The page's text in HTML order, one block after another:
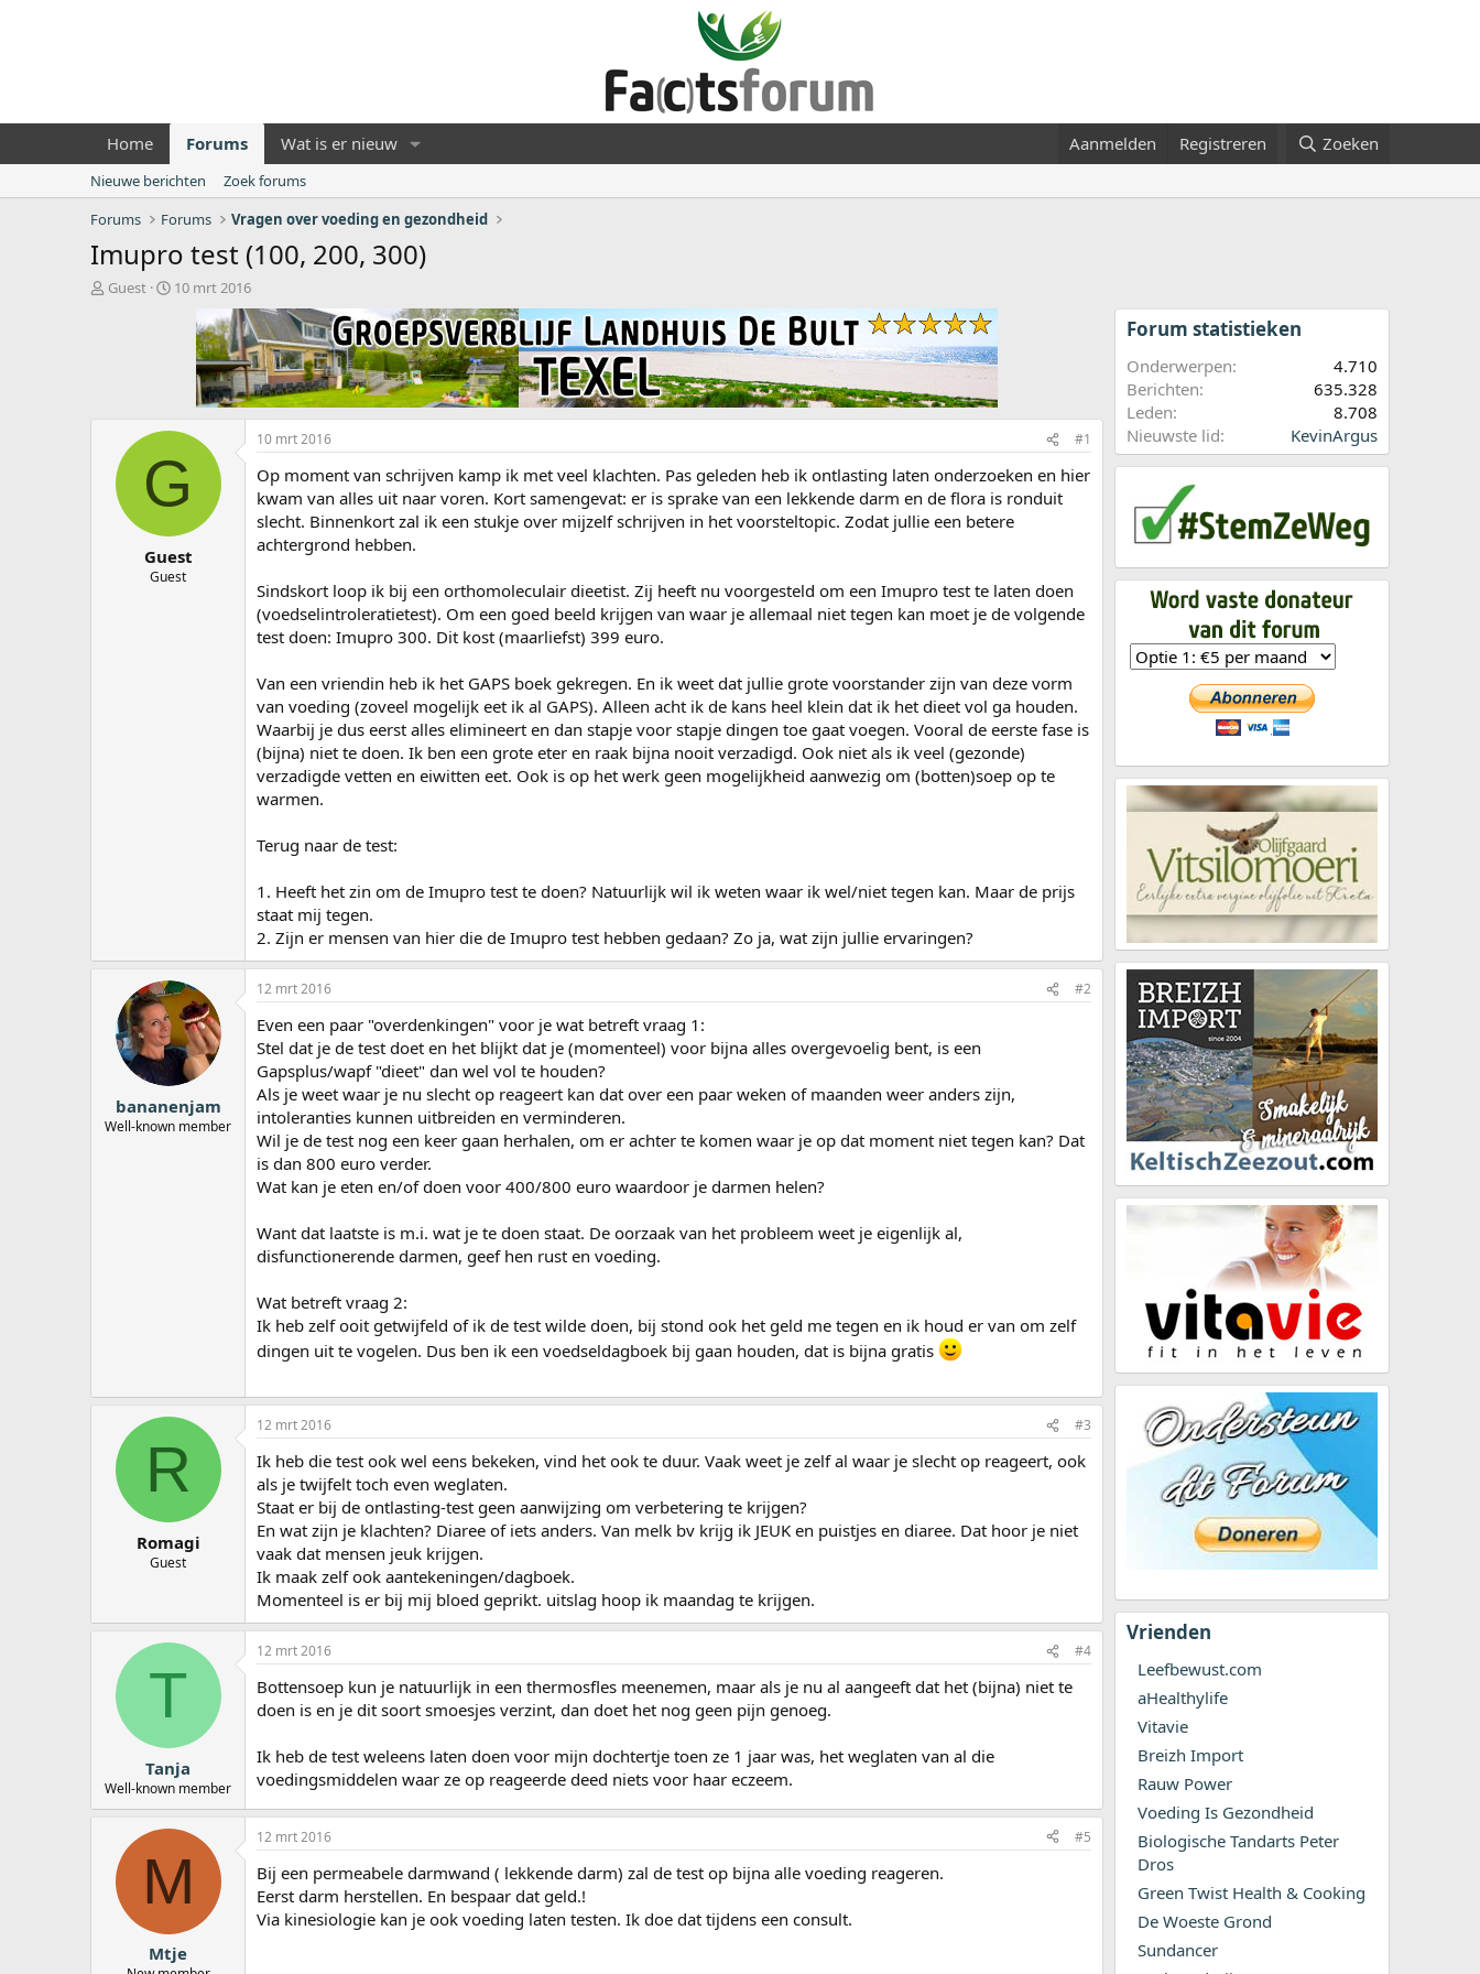
Home Forums Wat is er nieuw Aanmelden Registreren Zoeken
Nieuwe berichten
Zoek forums
Forums
Forums Vragen over voeding en gezondheid
Imupro test (100, 200, 300)
O
Guest
S
m
10 mrt 2016
G
Guest
Guest
10 mrt 2016 #1
Op moment van schrijven kamp ik met veel klachten. Pas geleden heb ik ontlasting laten onderzoeken en hier
kwam van alles uit naar voren. Kort samengevat: er is sprake van een lekkende darm en de flora is ronduit
slecht. Binnenkort zal ik een stukje over mijzelf schrijven in het voorsteltopic. Zodat jullie een betere
achtergrond hebben.
Sindskort loop ik bij een orthomoleculair dieetist. Zij heeft nu voorgesteld om een Imupro test te laten doen
(voedselintroleratietest). Om een goed beeld krijgen van waar je allemaal niet tegen kan moet je de volgende
test doen: Imupro 300. Dit kost (maarliefst) 399 euro.
Van een vriendin heb ik het GAPS boek gekregen. En ik weet dat jullie grote voorstander zijn van deze vorm
van voeding (zoveel mogelijk eet ik al GAPS). Alleen acht ik de kans heel klein dat ik het dieet vol ga houden.
Waarbij je dus eerst alles elimineert en dan stapje voor stapje dingen toe gaat voegen. Vooral de eerste fase is
(bijna) niet te doen. Ik ben een grote eter en raak bijna nooit verzadigd. Ook niet als ik veel (gezonde)
verzadigde vetten en eiwitten eet. Ook is op het werk geen mogelijkheid aanwezig om (botten)soep op te
warmen.
Terug naar de test:
1. Heeft het zin om de Imupro test te doen? Natuurlijk wil ik weten waar ik wel/niet tegen kan. Maar de prijs
staat mij tegen.
2. Zijn er mensen van hier die de Imupro test hebben gedaan? Zo ja, wat zijn jullie ervaringen?
bananenjam
Well-known member
12 mrt 2016 #2
Even een paar "overdenkingen" voor je wat betreft vraag 1:
Stel dat je de test doet en het blijkt dat je (momenteel) voor bijna alles overgevoelig bent, is een
Gapsplus/wapf "dieet" dan wel vol te houden?
Als je weet waar je nu slecht op reageert kan dat over een paar weken of maanden weer anders zijn,
intoleranties kunnen uitbreiden en verminderen.
Wil je de test nog een keer gaan herhalen, om er achter te komen waar je op dat moment niet tegen kan? Dat
is dan 800 euro verder.
Wat kan je eten en/of doen voor 400/800 euro waardoor je darmen helen?
Want dat laatste is m.i. wat je te doen staat. De oorzaak van het probleem weet je eigenlijk al,
disfunctionerende darmen, geef hen rust en voeding.
Wat betreft vraag 2:
Ik heb zelf ooit getwijfeld of ik de test wilde doen, bij stond ook het geld me tegen en ik houd er van om zelf
dingen uit te vogelen. Dus ben ik een voedseldagboek bij gaan houden, dat is bijna gratis
R
Romagi
Guest
12 mrt 2016 #3
Ik heb die test ook wel eens bekeken, vind het ook te duur. Vaak weet je zelf al waar je slecht op reageert, ook
als je twijfelt toch even weglaten.
Staat er bij de ontlasting-test geen aanwijzing om verbetering te krijgen?
En wat zijn je klachten? Diaree of iets anders. Van melk bv krijg ik JEUK en puistjes en diaree. Dat hoor je niet
vaak dat mensen jeuk krijgen.
Ik maak zelf ook aantekeningen/dagboek.
Momenteel is er bij mij bloed geprikt. uitslag hoop ik maandag te krijgen.
T
Tanja
Well-known member
12 mrt 2016 #4
Bottensoep kun je natuurlijk in een thermosfles meenemen, maar als je nu al aangeeft dat het (bijna) niet te
doen is en je dit soort smoesjes verzint, dan doet het nog geen pijn genoeg.
Ik heb de test weleens laten doen voor mijn dochtertje toen ze 1 jaar was, het weglaten van al die
voedingsmiddelen waar ze op reageerde deed niets voor haar eczeem.
M
Mtje
12 mrt 2016 #5
Bij een permeabele darmwand ( lekkende darm) zal de test op bijna alle voeding reageren.
Eerst darm herstellen. En bespaar dat geld.!
Via kinesiologie kan je ook voeding laten testen. Ik doe dat tijdens een consult.
Forum statistieken
Onderwerpen
4.710
Berichten
635.328
Leden
8.708
Nieuwste lid
KevinArgus
Vrienden
Leefbewust.com
aHealthylife
Vitavie
Breizh Import
Rauw Power
Voeding Is Gezondheid
Biologische Tandarts Peter
Dros
Green Twist Health & Cooking
De Woeste Grond
Sundancer